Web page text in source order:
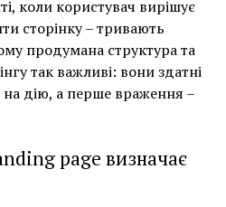
коли користувач вирішує
сторінку – тривають
продумана структура та
так важливі: вони здатні
на дію, а перше враження –
page визначає